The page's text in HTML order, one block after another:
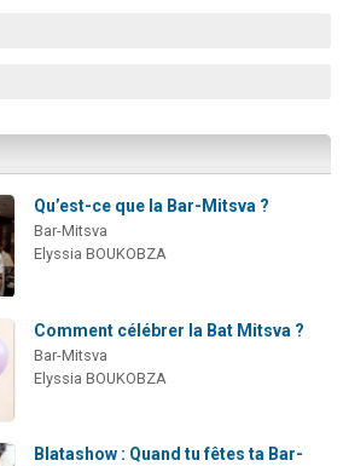
Qu’est-ce que la Bar-Mitsva ?
Bar-Mitsva
Elyssia BOUKOBZA
Comment célébrer la Bat Mitsva ?
Bar-Mitsva
Elyssia BOUKOBZA
Blatashow : Quand tu fêtes ta Bar-